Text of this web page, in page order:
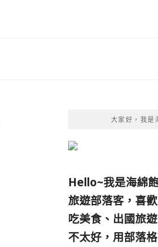
大家好，我是
Hello~我是海綿
旅遊部落客， 喜
吃美食、出國旅
不太好，用部落